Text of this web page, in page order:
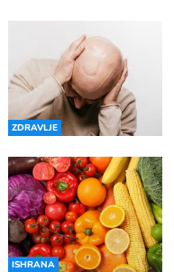
ZDRAVLJE
ISHRANA